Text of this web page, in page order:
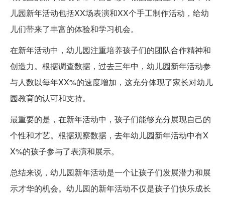
儿园新年活动包括XX场表演和XX个手工制作活动，给幼
儿们带来了丰富的体验和学习机会。
在新年活动中，幼儿园注重培养孩子们的团队合作精神和
创造力。根据调查数据，过去三年中，幼儿园新年活动参
与人数以每年XX%的速度增加，这充分体现了家长对幼儿
园教育的认可和支持。
最重要的是，在新年活动中，孩子们能够充分展现自己的
个性和才艺。根据观察数据，去年幼儿园新年活动中有X
X%的孩子参与了表演和展示。
总结来说，幼儿园新年活动是一个让孩子们发展潜力和展
示才华的机会。幼儿园的新年活动不仅是孩子们快乐成长